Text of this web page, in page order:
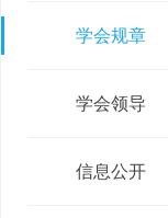
学会规章
学会领导
信息公开